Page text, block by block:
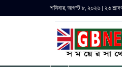
শনিবার, আগস্ট ৮, ২০২৬ | ২৩